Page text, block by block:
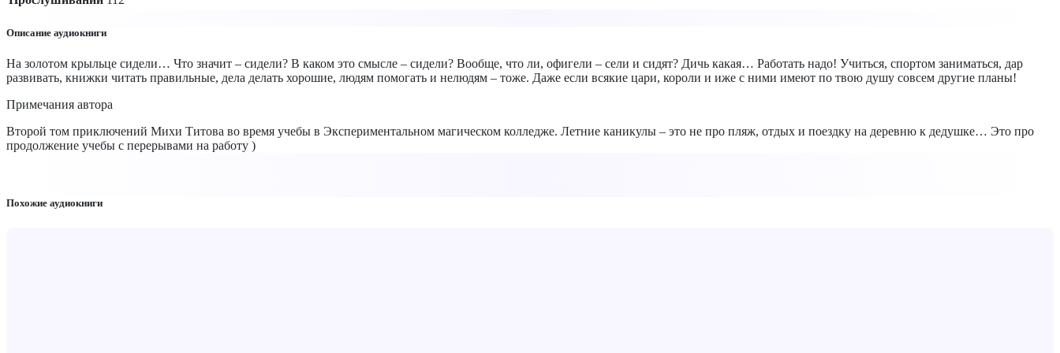
Описание аудиокниги
На золотом крыльце сидели… Что значит – сидели? В каком это смысле – сидели? Вообще, что ли, офигели – сели и сидят? Дичь какая… Работать надо! Учиться, спортом заниматься, дар
развивать, книжки читать правильные, дела делать хорошие, людям помогать и нелюдям – тоже. Даже если всякие цари, короли и иже с ними имеют по твою душу совсем другие планы!
Примечания автора
Второй том приключений Михи Титова во время учебы в Экспериментальном магическом колледже. Летние каникулы – это не про пляж, отдых и поездку на деревню к дедушке… Это про
продолжение учебы с перерывами на работу )
Похожие аудиокниги